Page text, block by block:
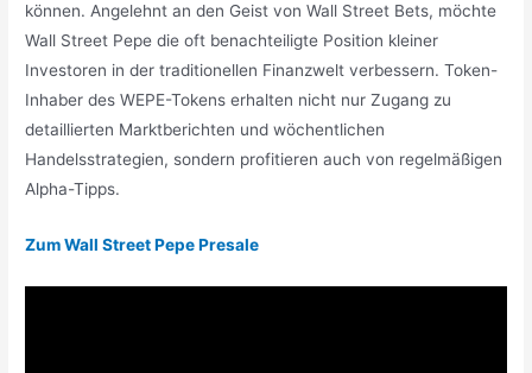
können. Angelehnt an den Geist von Wall Street Bets, möchte
Wall Street Pepe die oft benachteiligte Position kleiner
Investoren in der traditionellen Finanzwelt verbessern. Token-
Inhaber des WEPE-Tokens erhalten nicht nur Zugang zu
detaillierten Marktberichten und wöchentlichen
Handelsstrategien, sondern profitieren auch von regelmäßigen
Alpha-Tipps.
Zum Wall Street Pepe Presale